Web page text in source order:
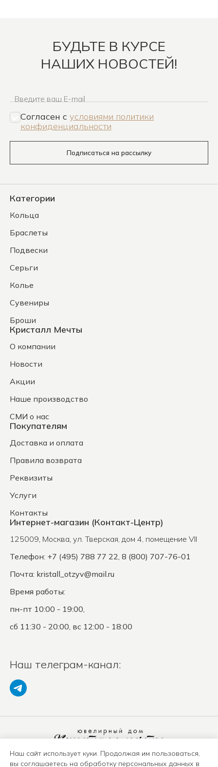
БУДЬТЕ В КУРСЕ
НАШИХ НОВОСТЕЙ!
Введите ваш E-mail
Согласен c условиями политики
конфиденциальности
Подписаться на рассылку
Категории
Кольца
Браслеты
Подвески
Серьги
Колье
Сувениры
Броши
Кристалл Мечты
О компании
Новости
Акции
Наше производство
СМИ о нас
Покупателям
Доставка и оплата
Правила возврата
Реквизиты
Услуги
Контакты
Интернет-магазин (Контакт-Центр)
125009, Москва, ул. Тверская, дом 4, помещение VII
Телефон: +7 (495) 788 77 22, 8 (800) 707-76-01
Почта: kristall_otzyv@mail.ru
Время работы:
пн-пт 10:00 - 19:00,
сб 11:30 - 20:00, вс 12:00 - 18:00
Наш телеграм-канал:
Политика конфиденциальности
Наш сайт использует куки. Продолжая им пользоваться,
вы соглашаетесь на обработку персональных данных в